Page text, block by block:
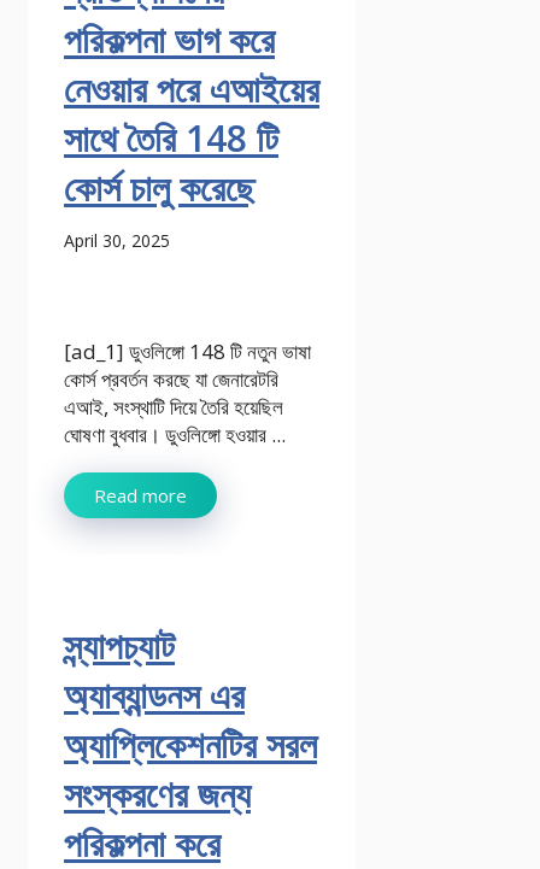
পরিকল্পনা ভাগ করে
নেওয়ার পরে এআইয়ের
সাথে তৈরি 148 টি
কোর্স চালু করেছে
April 30, 2025
[ad_1] ডুওলিঙ্গো 148 টি নতুন ভাষা
কোর্স প্রবর্তন করছে যা জেনারেটরি
এআই, সংস্থাটি দিয়ে তৈরি হয়েছিল
ঘোষণা বুধবার। ডুওলিঙ্গো হওয়ার ...
Read more
স্ন্যাপচ্যাট
অ্যাব্যান্ডনস এর
অ্যাপ্লিকেশনটির সরল
সংস্করণের জন্য
পরিকল্পনা করে